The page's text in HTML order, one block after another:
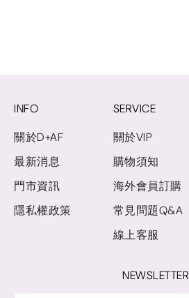
INFO
關於D+AF
最新消息
門市資訊
隱私權政策
SERVICE
關於VIP
購物須知
海外會員訂購
常見問題Q&A
線上客服
NEWSLETTER